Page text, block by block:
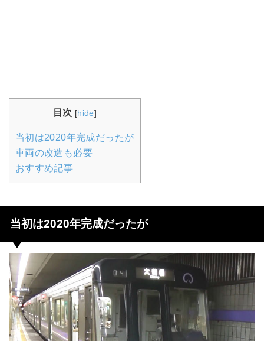
目次 [hide]
当初は2020年完成だったが
車両の改造も必要
おすすめ記事
当初は2020年完成だったが